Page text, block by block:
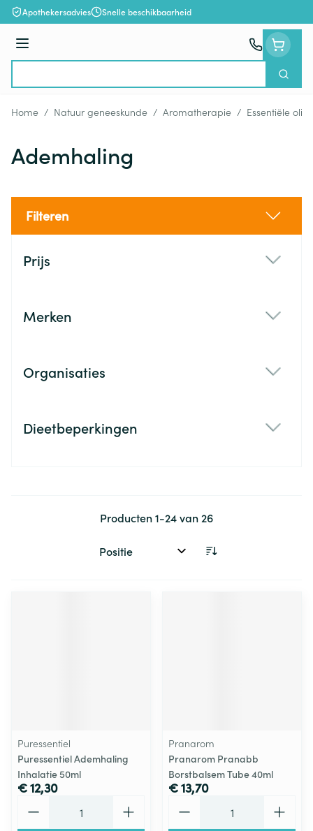
Ga naar de inhoud
Apothekersadvies Snelle beschikbaarheid
Menu
Zoek
Home / Natuur geneeskunde / Aromatherapie / Essentiële oliën
Ademhaling
Filteren
Prijs
Merken
Organisaties
Dieetbeperkingen
Producten1-24van 26
Sorteer op:
Puressentiel
Puressentiel Ademhaling
Inhalatie 50ml
€ 12,30
Pranarom
Pranarom Pranabb
Borstbalsem Tube 40ml
€ 13,70